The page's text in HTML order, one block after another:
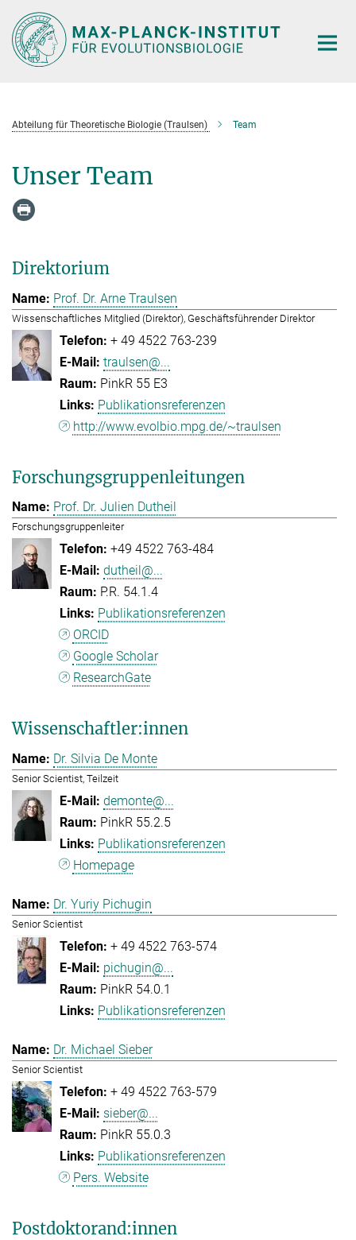
Hauptinhalt
Abteilung für Theoretische Biologie (Traulsen) Team
Unser Team
Direktorium
Prof. Dr. Arne Traulsen
Wissenschaftliches Mitglied (Direktor), Geschäftsführender Direktor
+ 49 4522 763-239
traulsen@...
PinkR 55 E3
Publikationsreferenzen
http://www.evolbio.mpg.de/~traulsen
Forschungsgruppenleitungen
Prof. Dr. Julien Dutheil
Forschungsgruppenleiter
+49 4522 763-484
dutheil@...
P.R. 54.1.4
Publikationsreferenzen
ORCID
Google Scholar
ResearchGate
Wissenschaftler:innen
Dr. Silvia De Monte
Senior Scientist, Teilzeit
demonte@...
PinkR 55.2.5
Publikationsreferenzen
Homepage
Dr. Yuriy Pichugin
Senior Scientist
+ 49 4522 763-574
pichugin@...
PinkR 54.0.1
Publikationsreferenzen
Dr. Michael Sieber
Senior Scientist
+ 49 4522 763-579
sieber@...
PinkR 55.0.3
Publikationsreferenzen
Pers. Website
Postdoktorand:innen